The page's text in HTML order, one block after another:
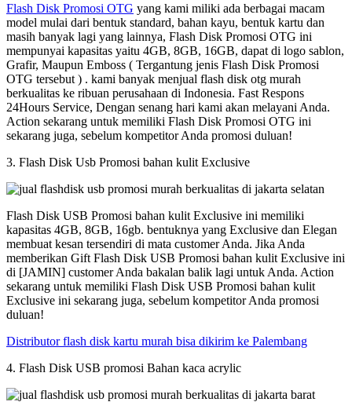
Flash Disk Promosi OTG yang kami miliki ada berbagai macam
model mulai dari bentuk standard, bahan kayu, bentuk kartu dan
masih banyak lagi yang lainnya, Flash Disk Promosi OTG ini
mempunyai kapasitas yaitu 4GB, 8GB, 16GB, dapat di logo sablon,
Grafir, Maupun Emboss ( Tergantung jenis Flash Disk Promosi
OTG tersebut ) . kami banyak menjual flash disk otg murah
berkualitas ke ribuan perusahaan di Indonesia. Fast Respons
24Hours Service, Dengan senang hari kami akan melayani Anda.
Action sekarang untuk memiliki Flash Disk Promosi OTG ini
sekarang juga, sebelum kompetitor Anda promosi duluan!
3. Flash Disk Usb Promosi bahan kulit Exclusive
Flash Disk USB Promosi bahan kulit Exclusive ini memiliki
kapasitas 4GB, 8GB, 16gb. bentuknya yang Exclusive dan Elegan
membuat kesan tersendiri di mata customer Anda. Jika Anda
memberikan Gift Flash Disk USB Promosi bahan kulit Exclusive ini
di [JAMIN] customer Anda bakalan balik lagi untuk Anda. Action
sekarang untuk memiliki Flash Disk USB Promosi bahan kulit
Exclusive ini sekarang juga, sebelum kompetitor Anda promosi
duluan!
Distributor flash disk kartu murah bisa dikirim ke Palembang
4. Flash Disk USB promosi Bahan kaca acrylic